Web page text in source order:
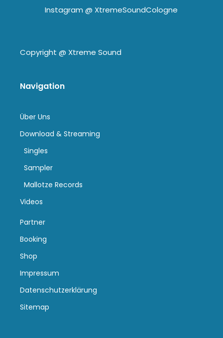
Instagram @ XtremeSoundCologne
Copyright @ Xtreme Sound
Navigation
Über Uns
Download & Streaming
Singles
Sampler
Mallotze Records
Videos
Partner
Booking
Shop
Impressum
Datenschutzerklärung
Sitemap